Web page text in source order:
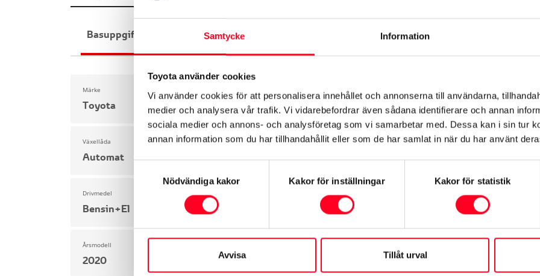
Samtycke Information
Toyota använder cookies
Vi använder cookies för att personalisera innehållet och annonserna till användarna,
medier och analysera vår trafik. Vi vidarebefordrar även sådana identifierare och annan
sociala medier och annons- och analysföretag som vi samarbetar med. Dessa kan i sin tur
annan information som du har tillhandahållit eller som de har samlat in när du har använt
Nödvändiga kakor
Kakor för inställningar Kakor för statistik
Avvisa Tillåt urval
Basuppgifter Funktioner Interiör Motor & Prestanda
Märke
Toyota Yaris
Växellåda
Automat
Miltal
3900 mil
Drivmedel
Bensin+El Hybrid
Årsmodell
2020 ARP52E